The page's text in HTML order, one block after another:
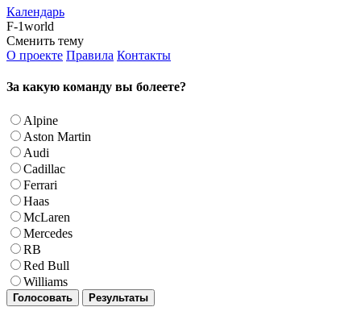
Календарь
F-1world
Сменить тему
О проекте Правила Контакты
За какую команду вы болеете?
Alpine
Aston Martin
Audi
Cadillac
Ferrari
Haas
McLaren
Mercedes
RB
Red Bull
Williams
Голосовать Результаты